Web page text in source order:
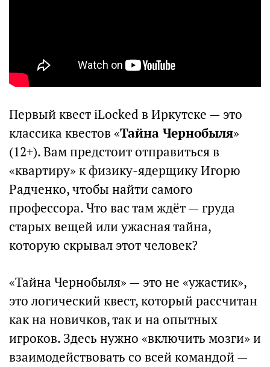
Первый квест iLocked в Иркутске — это
классика квестов «Тайна Чернобыля»
(12+). Вам предстоит отправиться в
«квартиру» к физику-ядерщику Игорю
Радченко, чтобы найти самого
профессора. Что вас там ждёт — груда
старых вещей или ужасная тайна,
которую скрывал этот человек?
«Тайна Чернобыля» — это не «ужастик»,
это логический квест, который рассчитан
как на новичков, так и на опытных
игроков. Здесь нужно «включить мозги» и
взаимодействовать со всей командой —